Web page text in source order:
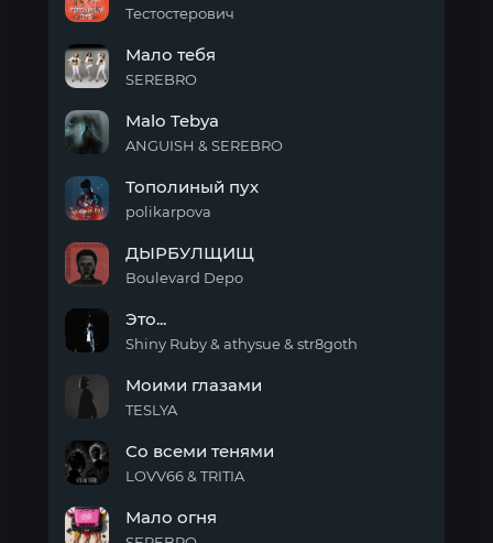
пух
Тестостерович
тебя
Мало тебя
SEREBRO
Tebya
Malo Tebya
ANGUISH & SEREBRO
пух
Тополиный пух
polikarpova
ДЫРБУЛЩИЩ
Boulevard Depo
Это...
Shiny Ruby & athysue & str8goth
глазами
Моими глазами
TESLYA
всеми
Со всеми тенями
LOVV66 & TRITIA
Мало огня